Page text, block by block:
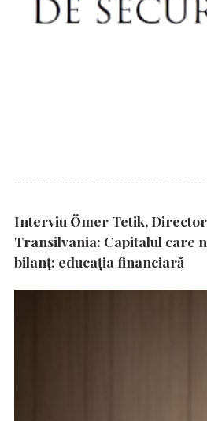
Interviu Ömer Tetik,
Transilvania: Capitalul care
bilanț: educația financiară